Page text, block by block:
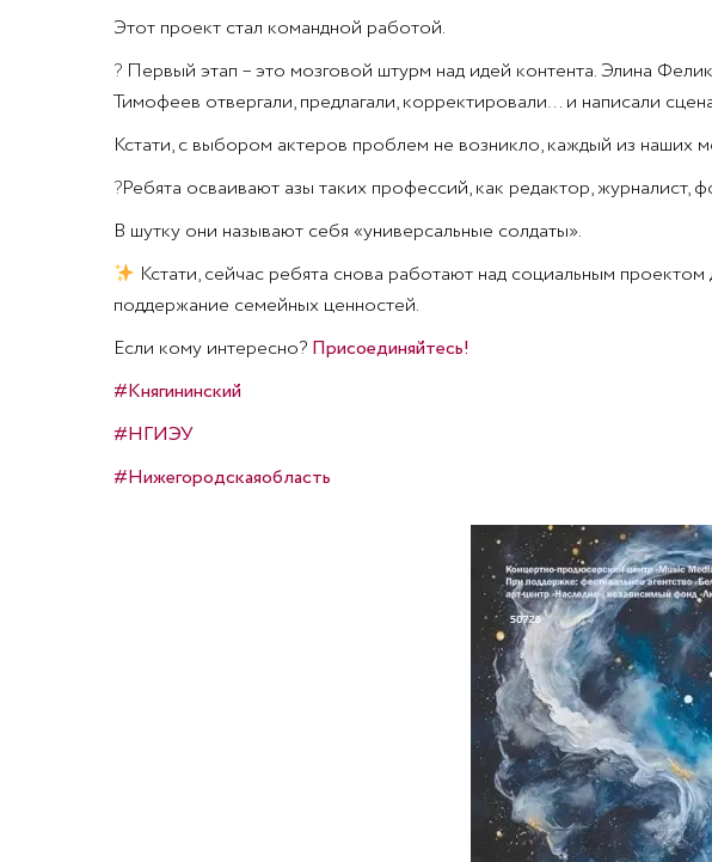
Этот проект стал командной работой.
?Первый этап – это мозговой штурм над идей контента. Элина
Тимофеев отвергали, предлагали, корректировали… и написали
Кстати, с выбором актеров проблем не возникло, каждый из наших
?Ребята осваивают азы таких профессий, как редактор, журналист,
В шутку они называют себя «универсальные солдаты».
Кстати, сейчас ребята снова работают над социальным
поддержание семейных ценностей.
Если кому интересно? Присоединяйтесь!
#Княгининский
#НГИЭУ
#Нижегородскаяобласть